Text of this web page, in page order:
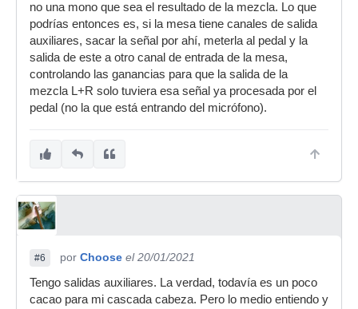
no una mono que sea el resultado de la mezcla. Lo que
podrías entonces es, si la mesa tiene canales de salida
auxiliares, sacar la señal por ahí, meterla al pedal y la
salida de este a otro canal de entrada de la mesa,
controlando las ganancias para que la salida de la
mezcla L+R solo tuviera esa señal ya procesada por el
pedal (no la que está entrando del micrófono).
#6 por Choose el 20/01/2021
Tengo salidas auxiliares. La verdad, todavía es un poco
cacao para mi cascada cabeza. Pero lo medio entiendo y